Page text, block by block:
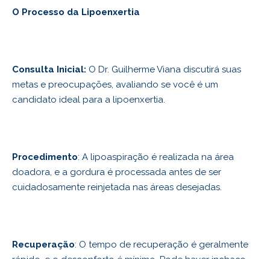
O Processo da Lipoenxertia
Consulta Inicial: O Dr. Guilherme Viana discutirá suas
metas e preocupações, avaliando se você é um
candidato ideal para a lipoenxertia.
Procedimento: A lipoaspiração é realizada na área
doadora, e a gordura é processada antes de ser
cuidadosamente reinjetada nas áreas desejadas.
Recuperação: O tempo de recuperação é geralmente